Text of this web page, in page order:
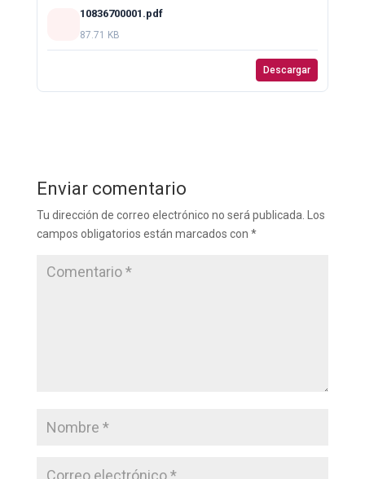
10836700001.pdf
87.71 KB
Descargar
Enviar comentario
Tu dirección de correo electrónico no será publicada.
Los
campos obligatorios están marcados con *